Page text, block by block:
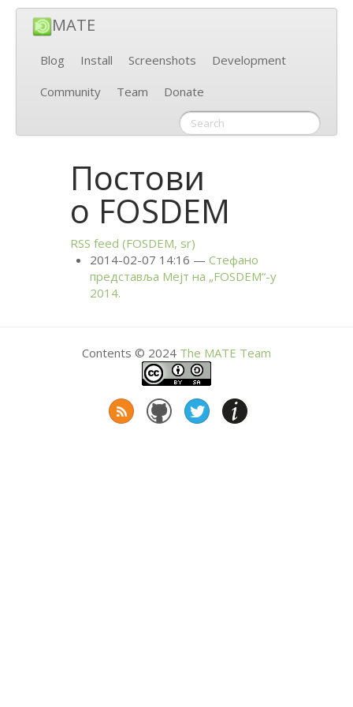
MATE
Blog Install Screenshots
Development
Community
Team Donate
Постови
о FOSDEM
RSS feed (FOSDEM, sr)
2014-02-07 14:16
Стефано
представља Мејт на „FOSDEM“-у
2014.
Contents © 2024 The MATE Team